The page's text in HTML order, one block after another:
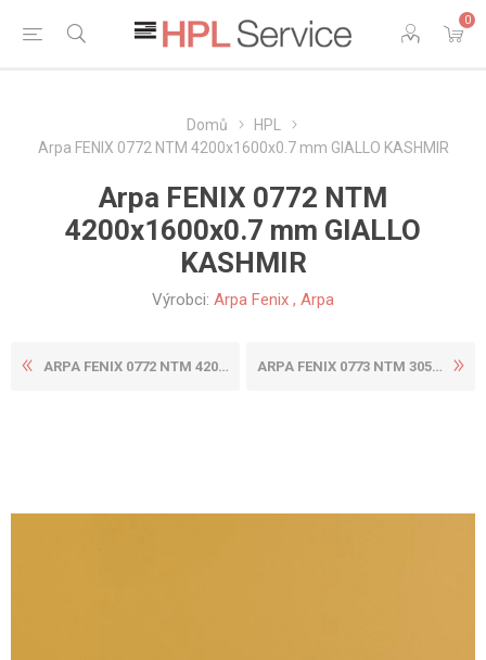
0
Domů
HPL
Arpa FENIX 0772 NTM 4200x1600x0.7 mm GIALLO KASHMIR
Arpa FENIX 0772 NTM
4200x1600x0.7 mm GIALLO
KASHMIR
Výrobci: Arpa Fenix , Arpa
ARPA FENIX 0772 NTM 4200X13... ARPA FENIX 0773 NTM 3050X13...